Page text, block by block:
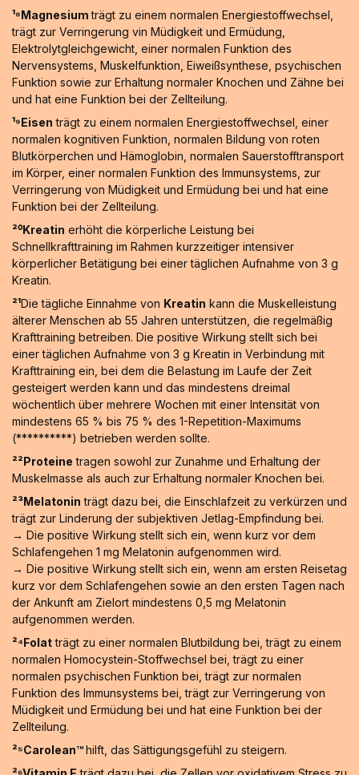
¹⁸Magnesiumträgt zu einem normalen Energiestoffwechsel,
trägt zur Verringerung vin Müdigkeit und Ermüdung,
Elektrolytgleichgewicht, einer normalen Funktion des
Nervensystems, Muskelfunktion, Eiweißsynthese, psychischen
Funktion sowie zur Erhaltung normaler Knochen und Zähne bei
und hat eine Funktion bei der Zellteilung.
¹⁹Eisen trägt zu einem normalen Energiestoffwechsel, einer
normalen kognitiven Funktion, normalen Bildung von roten
Blutkörperchen und Hämoglobin, normalen Sauerstofftransport
im Körper, einer normalen Funktion des Immunsystems, zur
Verringerung von Müdigkeit und Ermüdung bei und hat eine
Funktion bei der Zellteilung.
²⁰Kreatin erhöht die körperliche Leistung bei
Schnellkrafttraining im Rahmen kurzzeitiger intensiver
körperlicher Betätigung bei einer täglichen Aufnahme von 3 g
Kreatin.
²¹Die tägliche Einnahme von Kreatin kann die Muskelleistung
älterer Menschen ab 55 Jahren unterstützen, die regelmäßig
Krafttraining betreiben. Die positive Wirkung stellt sich bei
einer täglichen Aufnahme von 3 g Kreatin in Verbindung mit
Krafttraining ein, bei dem die Belastung im Laufe der Zeit
gesteigert werden kann und das mindestens dreimal
wöchentlich über mehrere Wochen mit einer Intensität von
mindestens 65 % bis 75 % des 1-Repetition-Maximums
(**********) betrieben werden sollte.
²²Proteine tragen sowohl zur Zunahme und Erhaltung der
Muskelmasse als auch zur Erhaltung normaler Knochen bei.
²³Melatonin trägt dazu bei, die Einschlafzeit zu verkürzen und
trägt zur Linderung der subjektiven Jetlag-Empfindung bei.
→ Die positive Wirkung stellt sich ein, wenn kurz vor dem
Schlafengehen 1 mg Melatonin aufgenommen wird.
→ Die positive Wirkung stellt sich ein, wenn am ersten Reisetag
kurz vor dem Schlafengehen sowie an den ersten Tagen nach
der Ankunft am Zielort mindestens 0,5 mg Melatonin
aufgenommen werden.
²⁴Folatträgt zu einer normalen Blutbildung bei, trägt zu einem
normalen Homocystein-Stoffwechsel bei, trägt zu einer
normalen psychischen Funktion bei, trägt zur normalen
Funktion des Immunsystems bei, trägt zur Verringerung von
Müdigkeit und Ermüdung bei und hat eine Funktion bei der
Zellteilung.
²⁵Carolean™️hilft, das Sättigungsgefühl zu steigern.